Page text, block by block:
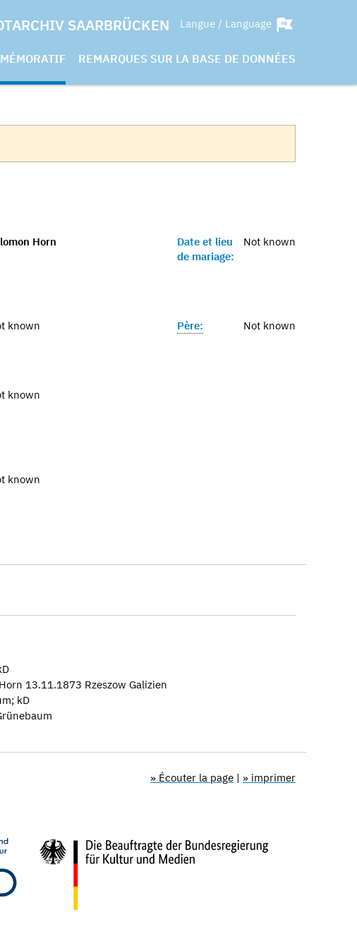
SAARBRÜCKEN Langue / Language
REMARQUES SUR LA BASE DE DONNÉES
Horn
Date et lieu
de mariage:
Not known
known Père: Not known
known
known
13.11.1873 Rzeszow Galizien
kD
» Écouter la page | » imprimer